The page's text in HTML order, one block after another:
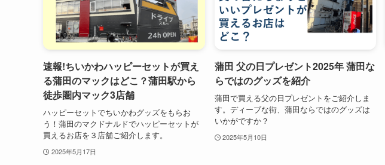
速報!ちいかわハッピーセットが買え
る蒲田のマックはどこ？蒲田駅から
徒歩圏内マック3店舗
ハッピーセットでちいかわグッズをもらお
う！蒲田のマクドナルドでハッピーセットが
買えるお店を３店舗ご紹介します。
2025年5月17日
蒲田 父の日プレゼント2025年 蒲田な
らではのグッズを紹介
蒲田で買える父の日プレゼントをご紹介しま
す。ディーブな街、蒲田ならではのグッズは
いかがですか？
2025年5月10日